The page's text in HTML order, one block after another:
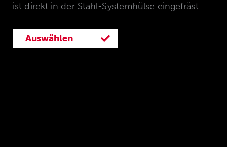
ist direkt in der Stahl-Systemhülse eingefräst.
Auswählen